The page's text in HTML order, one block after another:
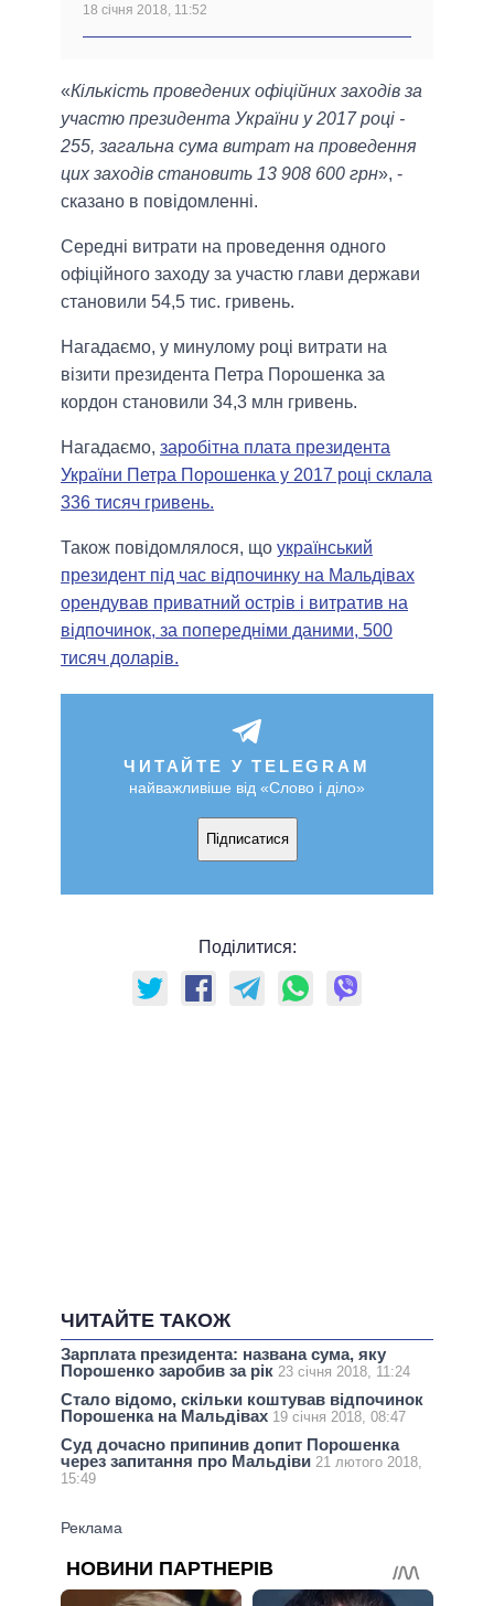
18 січня 2018, 11:52
«Кількість проведених офіційних заходів за
участю президента України у 2017 році -
255, загальна сума витрат на проведення
цих заходів становить 13 908 600 грн», -
сказано в повідомленні.
Середні витрати на проведення одного
офіційного заходу за участю глави держави
становили 54,5 тис. гривень.
Нагадаємо, у минулому році витрати на
візити президента Петра Порошенка за
кордон становили 34,3 млн гривень.
Нагадаємо, заробітна плата президента
України Петра Порошенка у 2017 році склала
336 тисяч гривень.
Також повідомлялося, що український
президент під час відпочинку на Мальдівах
орендував приватний острів і витратив на
відпочинок, за попередніми даними, 500
тисяч доларів.
ЧИТАЙТЕ У TELEGRAM
найважливіше від «Слово і діло»
Підписатися
Поділитися:
ЧИТАЙТЕ ТАКОЖ
Зарплата президента: названа сума, яку
Порошенко заробив за рік 23 січня 2018, 11:24
Стало відомо, скільки коштував відпочинок
Порошенка на Мальдівах 19 січня 2018, 08:47
Суд дочасно припинив допит Порошенка
через запитання про Мальдіви 21 лютого 2018,
15:49